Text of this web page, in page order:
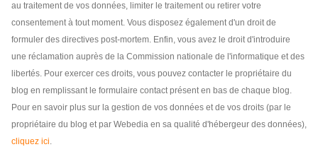
au traitement de vos données, limiter le traitement ou retirer votre
consentement à tout moment. Vous disposez également d'un droit de
formuler des directives post-mortem. Enfin, vous avez le droit d'introduire
une réclamation auprès de la Commission nationale de l'informatique et des
libertés. Pour exercer ces droits, vous pouvez contacter le propriétaire du
blog en remplissant le formulaire contact présent en bas de chaque blog.
Pour en savoir plus sur la gestion de vos données et de vos droits (par le
propriétaire du blog et par Webedia en sa qualité d'hébergeur des données),
cliquez ici.